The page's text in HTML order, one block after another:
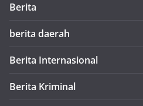
Berita
berita daerah
Berita Internasional
Berita Kriminal